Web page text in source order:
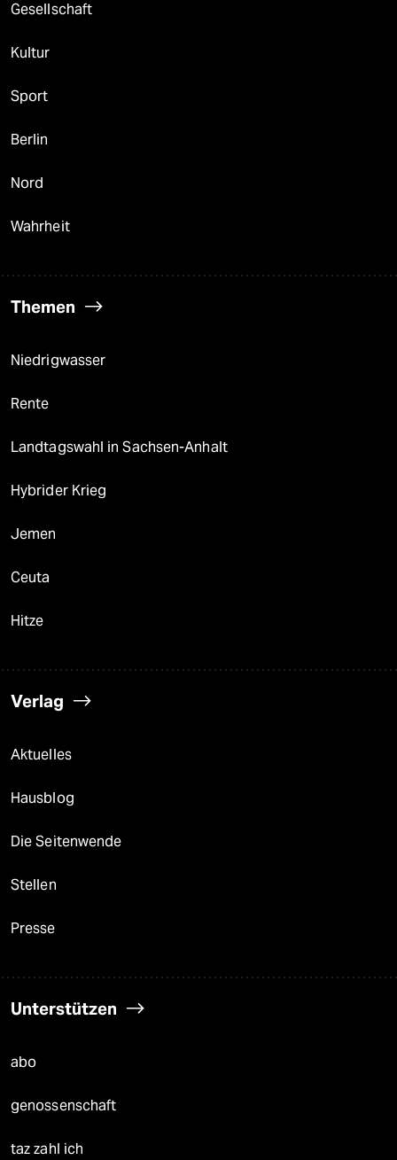
Gesellschaft
Kultur
Sport
Berlin
Nord
Wahrheit
Themen
Niedrigwasser
Rente
Landtagswahl in Sachsen-Anhalt
Hybrider Krieg
Jemen
Ceuta
Hitze
Verlag
Aktuelles
Hausblog
Die Seitenwende
Stellen
Presse
Unterstützen
abo
genossenschaft
taz zahl ich